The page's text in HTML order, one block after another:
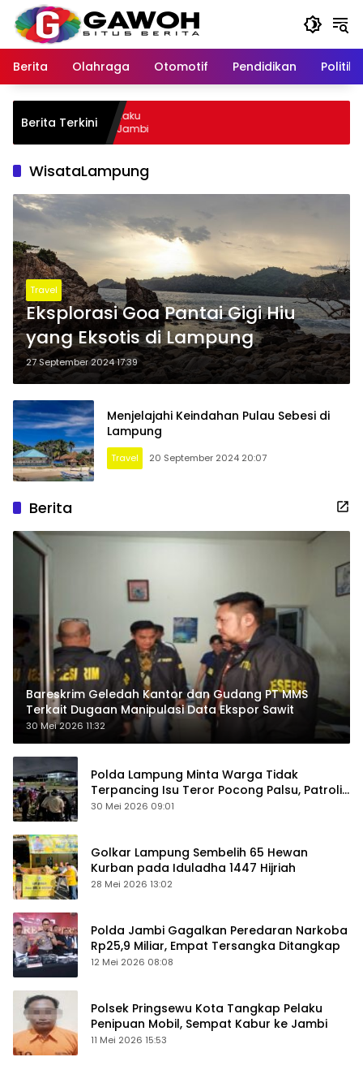
Langsung
konten
Berita
Olahraga Otomotif Pendidikan Politik
Berita Terkini
Tangkap Pelaku
Kabur ke Jambi
WisataLampung
Travel
Eksplorasi Goa Pantai Gigi Hiu
yang Eksotis di Lampung
27 September 2024 17:39
Menjelajahi Keindahan Pulau Sebesi di
Lampung
Travel 20 September 2024 20:07
Berita
Bareskrim Geledah Kantor dan Gudang PT MMS
Terkait Dugaan Manipulasi Data Ekspor Sawit
30 Mei 2026 11:32
Polda Lampung Minta Warga Tidak
Terpancing Isu Teror Pocong Palsu, Patroli
Keamanan Ditingkatkan
30 Mei 2026 09:01
Golkar Lampung Sembelih 65 Hewan
Kurban pada Iduladha 1447 Hijriah
28 Mei 2026 13:02
Polda Jambi Gagalkan Peredaran Narkoba
Rp25,9 Miliar, Empat Tersangka Ditangkap
12 Mei 2026 08:08
Polsek Pringsewu Kota Tangkap Pelaku
Penipuan Mobil, Sempat Kabur ke Jambi
11 Mei 2026 15:53